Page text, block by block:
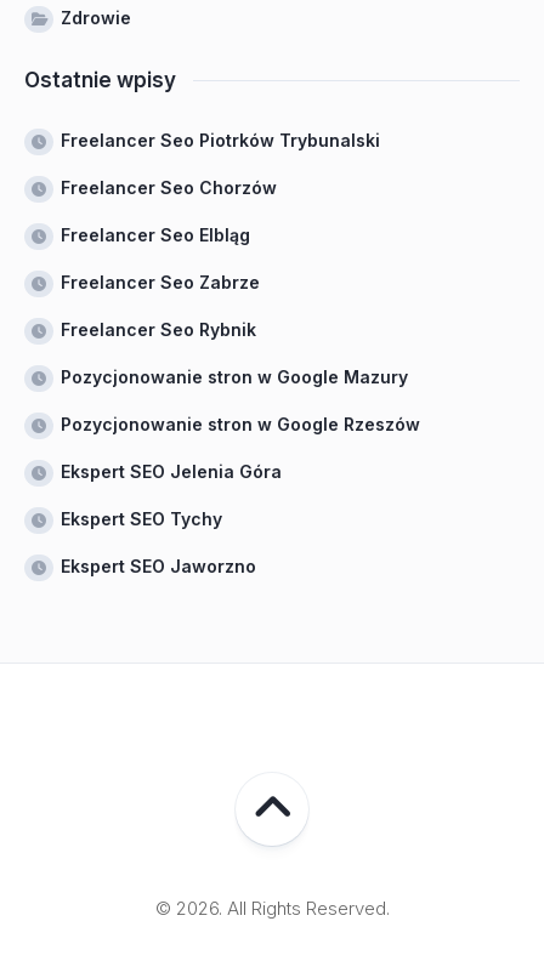
Zdrowie
Ostatnie wpisy
Freelancer Seo Piotrków Trybunalski
Freelancer Seo Chorzów
Freelancer Seo Elbląg
Freelancer Seo Zabrze
Freelancer Seo Rybnik
Pozycjonowanie stron w Google Mazury
Pozycjonowanie stron w Google Rzeszów
Ekspert SEO Jelenia Góra
Ekspert SEO Tychy
Ekspert SEO Jaworzno
© 2026. All Rights Reserved.